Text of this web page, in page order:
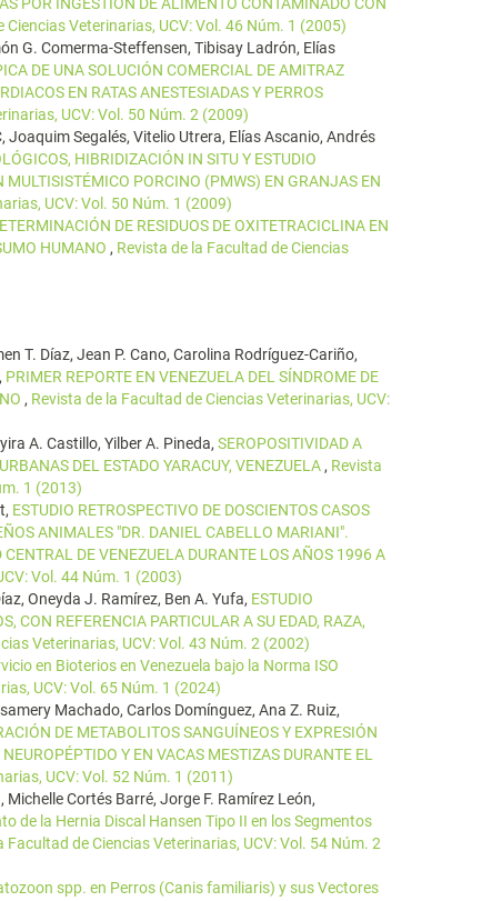
Ciencias Veterinarias, UCV: Vol. 46 Núm. 1 (2005)
G. Comerma-Steffensen, Tibisay Ladrón, Elías
DE UNA SOLUCIÓN COMERCIAL DE AMITRAZ
EN RATAS ANESTESIADAS Y PERROS
UCV: Vol. 50 Núm. 2 (2009)
Joaquim Segalés, Vitelio Utrera, Elías Ascanio, Andrés
HIBRIDIZACIÓN IN SITU Y ESTUDIO
PORCINO (PMWS) EN GRANJAS EN
UCV: Vol. 50 Núm. 1 (2009)
DE RESIDUOS DE OXITETRACICLINA EN
HUMANO , Revista de la Facultad de Ciencias
T. Díaz, Jean P. Cano, Carolina Rodríguez-Cariño,
PRIMER REPORTE EN VENEZUELA DEL SÍNDROME DE
, Revista de la Facultad de Ciencias Veterinarias, UCV:
A. Castillo, Yilber A. Pineda, SEROPOSITIVIDAD A
DEL ESTADO YARACUY, VENEZUELA , Revista
1 (2013)
ESTUDIO RETROSPECTIVO DE DOSCIENTOS CASOS
ANIMALES "DR. DANIEL CABELLO MARIANI".
DE VENEZUELA DURANTE LOS AÑOS 1996 A
Vol. 44 Núm. 1 (2003)
Oneyda J. Ramírez, Ben A. Yufa, ESTUDIO
CON REFERENCIA PARTICULAR A SU EDAD, RAZA,
Veterinarias, UCV: Vol. 43 Núm. 2 (2002)
en Bioterios en Venezuela bajo la Norma ISO
UCV: Vol. 65 Núm. 1 (2024)
Machado, Carlos Domínguez, Ana Z. Ruiz,
DE METABOLITOS SANGUÍNEOS Y EXPRESIÓN
Y EN VACAS MESTIZAS DURANTE EL
UCV: Vol. 52 Núm. 1 (2011)
Cortés Barré, Jorge F. Ramírez León,
de la Hernia Discal Hansen Tipo II en los Segmentos
Facultad de Ciencias Veterinarias, UCV: Vol. 54 Núm. 2
spp. en Perros (Canis familiaris) y sus Vectores